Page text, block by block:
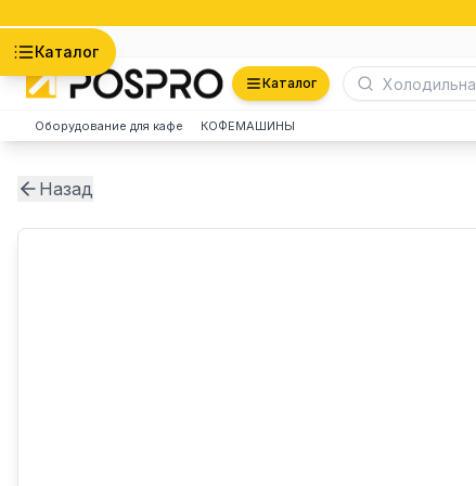
Каталог
Каталог
Оборудование для кафе КОФЕМАШИНЫ
Назад